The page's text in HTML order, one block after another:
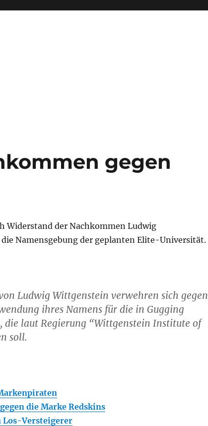
gegen
Widerstand der Nachkommen Ludwig
Namensgebung der geplanten Elite-Universität.
Ludwig Wittgenstein verwehren sich gegen
ihres Namens für die in Gugging
laut Regierung “Wittgenstein Institute of
soll.
die Marke Redskins
Los-Versteigerer